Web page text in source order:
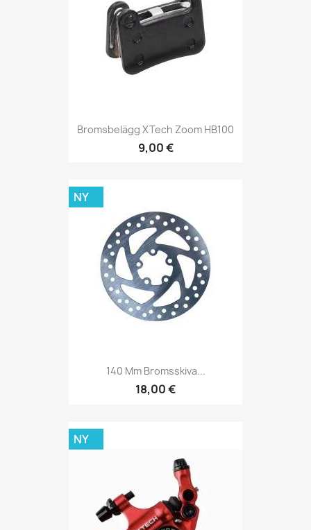
Bromsbelägg XTech Zoom HB100
9,00 €
140 Mm Bromsskiva...
18,00 €
NY
NY